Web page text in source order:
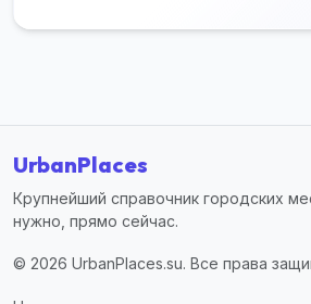
UrbanPlaces
Крупнейший справочник городских
нужно, прямо сейчас.
© 2026 UrbanPlaces.su. Все права